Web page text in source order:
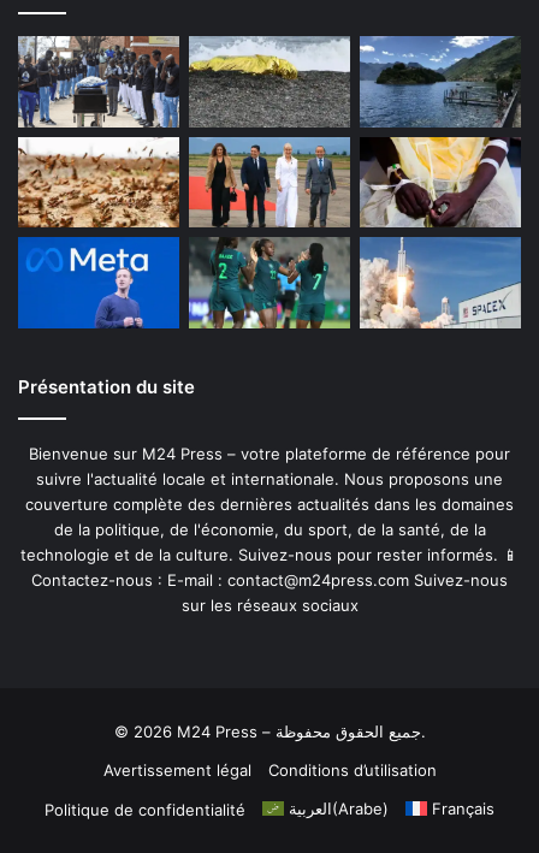
Présentation du site
Bienvenue sur M24 Press – votre plateforme de référence pour
suivre l'actualité locale et internationale. Nous proposons une
couverture complète des dernières actualités dans les domaines
de la politique, de l'économie, du sport, de la santé, de la
technologie et de la culture. Suivez-nous pour rester informés. 📱
Contactez-nous : E-mail : contact@m24press.com Suivez-nous
sur les réseaux sociaux
© 2026 M24 Press – جميع الحقوق محفوظة.
Avertissement légal
Conditions d’utilisation
Politique de confidentialité العربية(Arabe) Français